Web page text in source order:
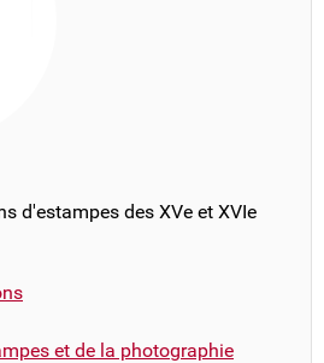
d'estampes des XVe et XVIe
et de la photographie